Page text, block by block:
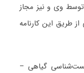
وی و نیز مجاز
طریق این کارنامه
گیاهی –